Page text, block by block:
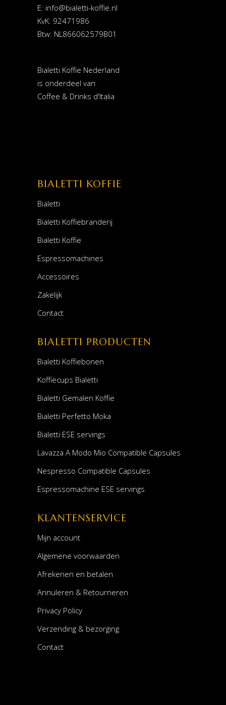
E: info@bialetti-koffie.nl
KvK: 92471986
Btw: NL866062579B01
Bialetti Koffie Nederland
is onderdeel van
Coffee & Drinks d'Italia
BIALETTI KOFFIE
Bialetti
Bialetti Koffiebranderij
Bialetti Koffie
Espressomachines
Accessoires
Zakelijk
Contact
BIALETTI PRODUCTEN
Bialetti Koffiebonen
Koffiecups Bialetti
Bialetti Gemalen Koffie
Bialetti Perfetto Moka
Bialetti ESE servings
Lavazza A Modo Mio Compatible Capsules
Nespresso Compatible Capsules
Espressomachine ESE servings
KLANTENSERVICE
Mijn account
Algemene voorwaarden
Afrekenen en betalen
Annuleren & Retourneren
Privacy Policy
Verzending & bezorging
Contact